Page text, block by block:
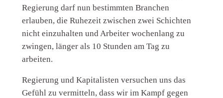
Regierung darf nun bestimmten Branchen
erlauben, die Ruhezeit zwischen zwei Schichten
nicht einzuhalten und Arbeiter wochenlang zu
zwingen, länger als 10 Stunden am Tag zu
arbeiten.
Regierung und Kapitalisten versuchen uns das
Gefühl zu vermitteln, dass wir im Kampf gegen